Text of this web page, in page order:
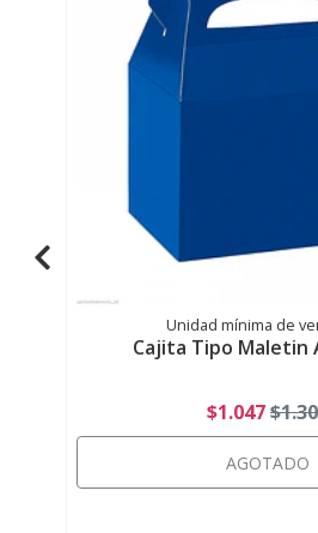
Unidad mínima de
Cajita Tipo Maletin
$1.047
AGOTADO